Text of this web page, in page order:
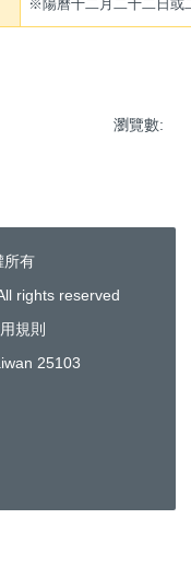
※ 陽曆十二月二十二日或
瀏覽數:
所有
rights reserved
規則
25103